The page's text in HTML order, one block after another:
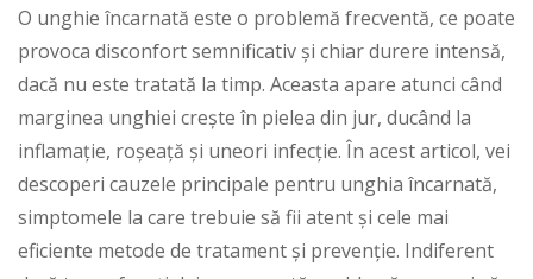
O unghie încarnată este o problemă frecventă, ce poate
provoca disconfort semnificativ și chiar durere intensă,
dacă nu este tratată la timp. Aceasta apare atunci când
marginea unghiei crește în pielea din jur, ducând la
inflamație, roșeață și uneori infecție. În acest articol, vei
descoperi cauzele principale pentru unghia încarnată,
simptomele la care trebuie să fii atent și cele mai
eficiente metode de tratament și prevenție. Indiferent